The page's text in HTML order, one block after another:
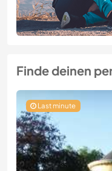
Finde deinen
Last minute